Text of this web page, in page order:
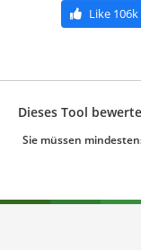
Like 106k
Dieses Tool
Sie müssen